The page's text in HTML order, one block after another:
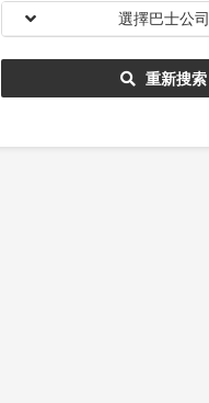
選擇巴士公司
重新搜索